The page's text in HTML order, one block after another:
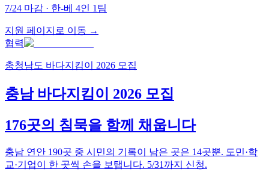
7/24 마감 · 한-베 4인 1팀
지원 페이지로 이동 →
협력
충청남도 바다지킴이 2026 모집
충남 바다지킴이 2026 모집
176곳의 침묵을 함께 채웁니다
충남 연안 190곳 중 시민의 기록이 남은 곳은 14곳뿐. 도민·학
교·기업이 한 곳씩 손을 보탭니다. 5/31까지 신청.